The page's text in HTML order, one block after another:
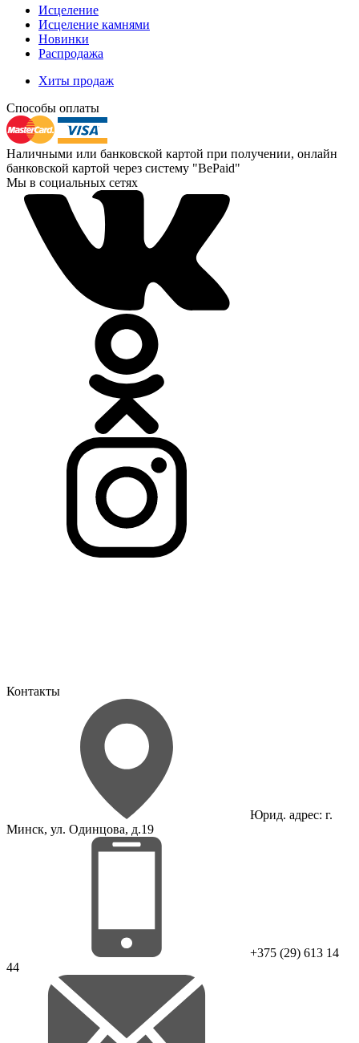
Исцеление
Исцеление камнями
Новинки
Распродажа
Хиты продаж
Способы оплаты
Наличными или банковской картой при получении, онлайн
банковской картой через систему "BePaid"
Мы в социальных сетях
Контакты
Юрид. адрес: г.
Минск, ул. Одинцова, д.19
+375 (29) 613 14
44